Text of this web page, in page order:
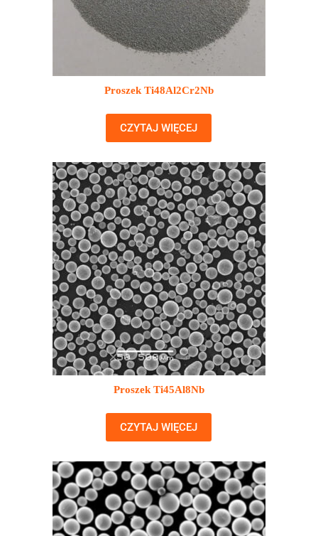
Proszek Ti48Al2Cr2Nb
CZYTAJ WIĘCEJ
Proszek Ti45Al8Nb
CZYTAJ WIĘCEJ